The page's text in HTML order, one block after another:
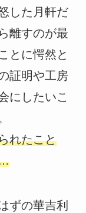
した月軒だ
離すのが最
とに愕然と
証明や工房
にしたいこ
れたこと
…
ずの華吉利